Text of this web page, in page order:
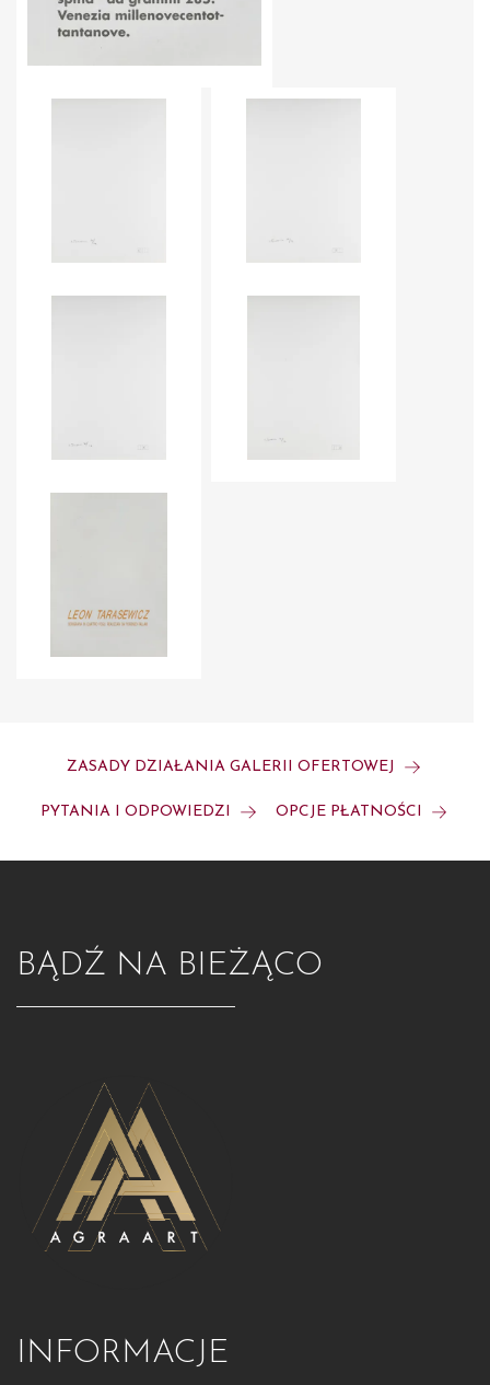
ZASADY DZIAŁANIA GALERII OFERTOWEJ
PYTANIA I ODPOWIEDZI OPCJE PŁATNOŚCI
BĄDŹ NA BIEŻĄCO
INFORMACJE